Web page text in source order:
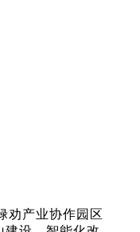
劝产业协作园区